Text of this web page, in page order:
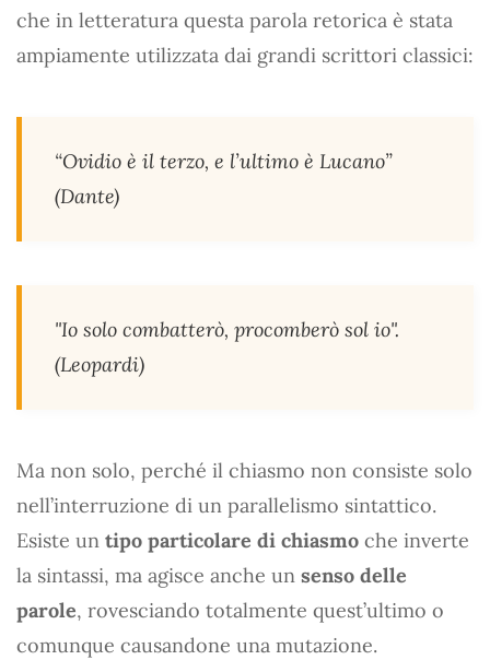
che in letteratura questa parola retorica è stata
ampiamente utilizzata dai grandi scrittori classici:
“Ovidio è il terzo, e l’ultimo è Lucano”
(Dante)
"Io solo combatterò, procomberò sol io".
(Leopardi)
Ma non solo, perché il chiasmo non consiste solo
nell’interruzione di un parallelismo sintattico.
Esiste un tipo particolare di chiasmo che inverte
la sintassi, ma agisce anche un senso delle
parole, rovesciando totalmente quest’ultimo o
comunque causandone una mutazione.